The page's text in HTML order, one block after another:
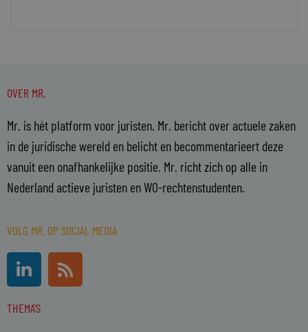
OVER MR.
Mr. is hét platform voor juristen. Mr. bericht over actuele zaken
in de juridische wereld en belicht en becommentarieert deze
vanuit een onafhankelijke positie. Mr. richt zich op alle in
Nederland actieve juristen en WO-rechtenstudenten.
VOLG MR. OP SOCIAL MEDIA
i
k
R
s
THEMA'S